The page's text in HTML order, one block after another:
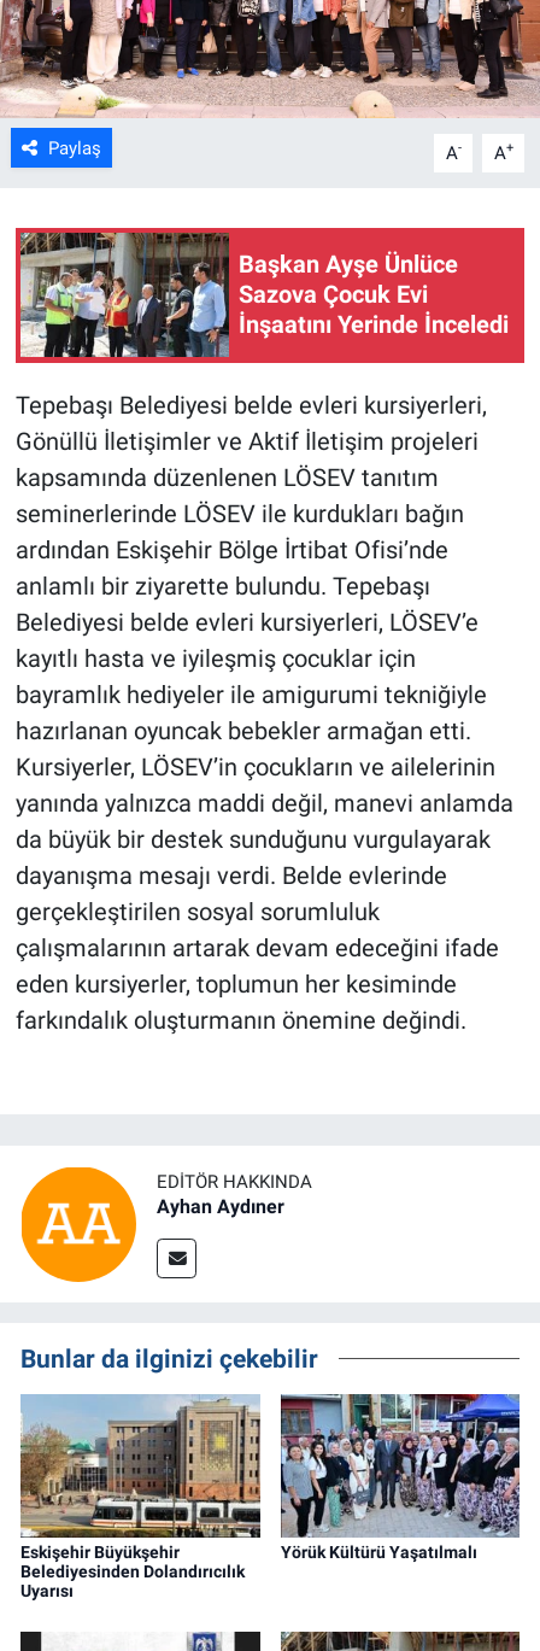
Paylaş A- A+
Başkan Ayşe Ünlüce
Sazova Çocuk Evi
İnşaatını Yerinde İnceledi
Tepebaşı Belediyesi belde evleri kursiyerleri,
Gönüllü İletişimler ve Aktif İletişim projeleri
kapsamında düzenlenen LÖSEV tanıtım
seminerlerinde LÖSEV ile kurdukları bağın
ardından Eskişehir Bölge İrtibat Ofisi’nde
anlamlı bir ziyarette bulundu. Tepebaşı
Belediyesi belde evleri kursiyerleri, LÖSEV’e
kayıtlı hasta ve iyileşmiş çocuklar için
bayramlık hediyeler ile amigurumi tekniğiyle
hazırlanan oyuncak bebekler armağan etti.
Kursiyerler, LÖSEV’in çocukların ve ailelerinin
yanında yalnızca maddi değil, manevi anlamda
da büyük bir destek sunduğunu vurgulayarak
dayanışma mesajı verdi. Belde evlerinde
gerçekleştirilen sosyal sorumluluk
çalışmalarının artarak devam edeceğini ifade
eden kursiyerler, toplumun her kesiminde
farkındalık oluşturmanın önemine değindi.
EDITÖR HAKKINDA
Ayhan Aydıner
Bunlar da ilginizi çekebilir
Eskişehir Büyükşehir
Belediyesinden Dolandırıcılık
Uyarısı
Yörük Kültürü Yaşatılmalı